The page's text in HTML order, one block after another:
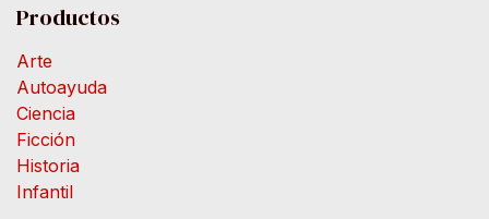
Productos
Arte
Autoayuda
Ciencia
Ficción
Historia
Infantil